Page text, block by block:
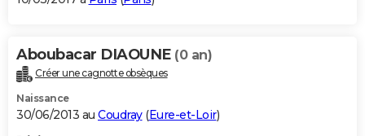
Aboubacar DIAOUNE (0 an)
Créer une cagnotte obsèques
Naissance
30/06/2013 au Coudray(Eure-et-Loir)